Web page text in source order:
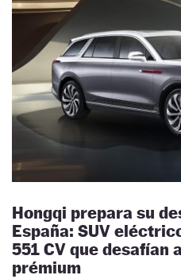
Hongqi prepara su
España: SUV
551 CV que desafían
prémium